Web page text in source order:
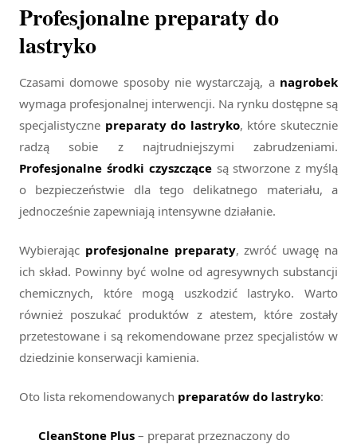
Profesjonalne preparaty do
lastryko
Czasami domowe sposoby nie wystarczają, a nagrobek
wymaga profesjonalnej interwencji. Na rynku dostępne są
specjalistyczne preparaty do lastryko, które skutecznie
radzą sobie z najtrudniejszymi zabrudzeniami.
Profesjonalne środki czyszczącesą stworzone z myślą
o bezpieczeństwie dla tego delikatnego materiału, a
jednocześnie zapewniają intensywne działanie.
Wybierając profesjonalne preparaty, zwróć uwagę na
ich skład. Powinny być wolne od agresywnych substancji
chemicznych, które mogą uszkodzić lastryko. Warto
również poszukać produktów z atestem, które zostały
przetestowane i są rekomendowane przez specjalistów w
dziedzinie konserwacji kamienia.
Oto lista rekomendowanych preparatów do lastryko:
CleanStone Plus – preparat przeznaczony do